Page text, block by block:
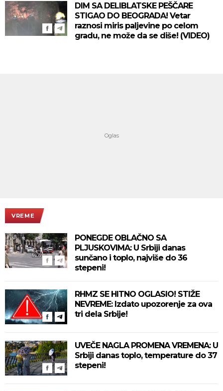
DIM SA DELIBLATSKE PEŠČARE
STIGAO DO BEOGRADA! Vetar
raznosi miris paljevine po celom
gradu, ne može da se diše! (VIDEO)
VREME
PONEGDE OBLAČNO SA
PLJUSKOVIMA: U Srbiji danas
sunčano i toplo, najviše do 36
stepeni!
RHMZ SE HITNO OGLASIO! STIŽE
NEVREME: Izdato upozorenje za ova
tri dela Srbije!
UVEČE NAGLA PROMENA VREMENA: U
Srbiji danas toplo, temperature do 37
stepeni!